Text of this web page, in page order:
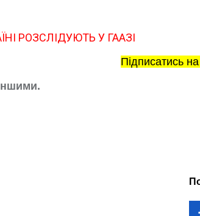
РОЗСЛІДУЮТЬ У ГААЗІ
Підписатись